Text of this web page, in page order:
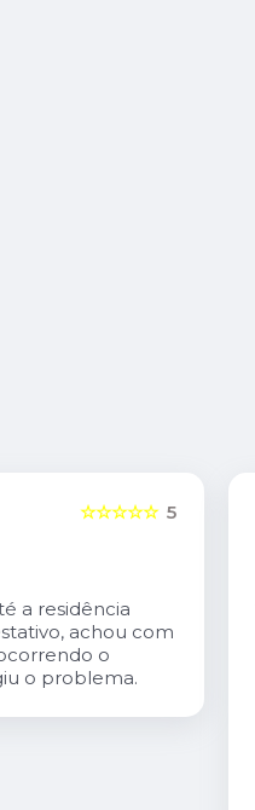
5
☆☆☆☆☆
a residência
achou com
o
o problema.